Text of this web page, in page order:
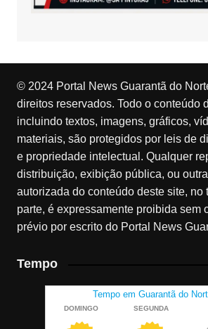
© 2024 Portal News Guarantã do
direitos reservados. Todo o conteúdo
incluindo textos, imagens, gráficos,
materiais, são protegidos por leis de
e propriedade intelectual. Qualquer
distribuição, exibição pública, ou
autorizada do conteúdo deste site, no
parte, é expressamente proibida sem
prévio por escrito do Portal News
Tempo